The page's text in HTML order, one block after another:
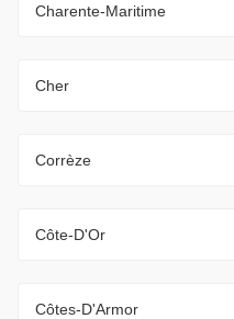
Charente-Maritime
Cher
Corrèze
Côte-D'Or
Côtes-D'Armor